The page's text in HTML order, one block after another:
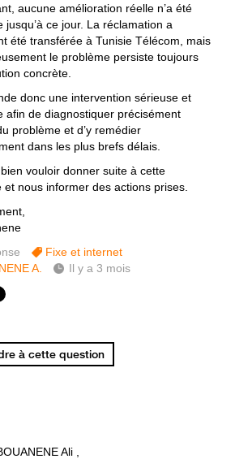
aucune amélioration réelle n’a été
jusqu’à ce jour. La réclamation a
été transférée à Tunisie Télécom, mais
le problème persiste toujours
concrète.
donc une intervention sérieuse et
afin de diagnostiquer précisément
problème et d’y remédier
dans les plus brefs délais.
vouloir donner suite à cette
et nous informer des actions prises.
Fixe et internet
A.
Il y a 3 mois
à cette question
Ali ,